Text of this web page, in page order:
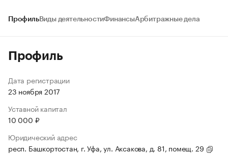
ПрофильВиды деятельностиФинансыАрбитражные дела
Профиль
Дата регистрации
23 ноября 2017
Уставной капитал
10 000 ₽
Юридический адрес
респ. Башкортостан, г. Уфа, ул. Аксакова, д. 81, помещ. 29